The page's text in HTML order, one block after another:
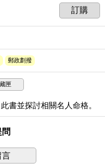
訂購
郵政劃撥
匣
書並探討相關名人命格。
言